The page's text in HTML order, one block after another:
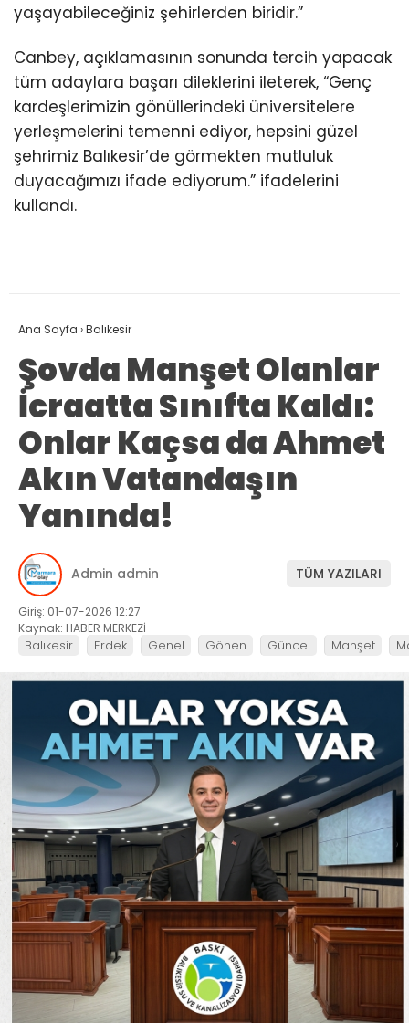
yaşayabileceğiniz şehirlerden biridir.”
Canbey, açıklamasının sonunda tercih yapacak
tüm adaylara başarı dileklerini ileterek, “Genç
kardeşlerimizin gönüllerindeki üniversitelere
yerleşmelerini temenni ediyor, hepsini güzel
şehrimiz Balıkesir’de görmekten mutluluk
duyacağımızı ifade ediyorum.” ifadelerini
kullandı.
Ana Sayfa ›Balıkesir
Şovda Manşet Olanlar
İcraatta Sınıfta Kaldı:
Onlar Kaçsa da Ahmet
Akın Vatandaşın
Yanında!
Admin admin TÜM YAZILARI
Giriş: 01-07-2026 12:27
Kaynak: HABER MERKEZİ
Balıkesir Erdek Genel Gönen Güncel Manşet